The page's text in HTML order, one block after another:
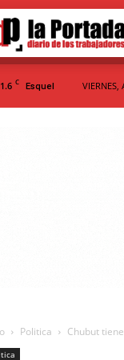
1.6 C Esquel VIERNES,
Politica Chubut